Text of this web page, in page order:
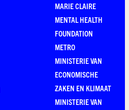
MARIE CLAIRE
MENTAL HEALTH
FOUNDATION
METRO
MINISTERIE VAN
ECONOMISCHE
ZAKEN EN KLIMAAT
MINISTERIE VAN